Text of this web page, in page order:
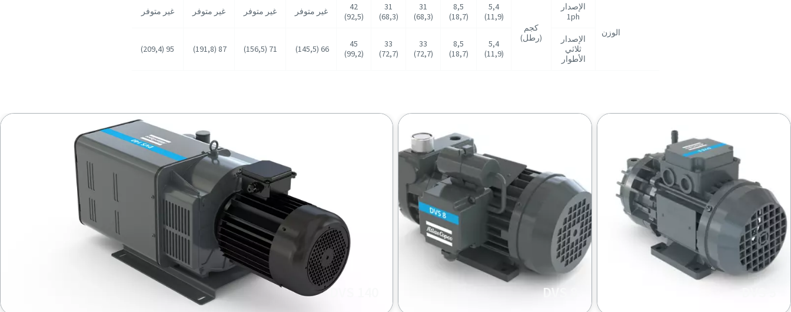
الوزن
الإصدار
1ph
كجم
(رطل)
5,4
(11,9)
8,5
(18,7)
31
(68,3)
31
(68,3)
42
(92,5)
غير متوفر غير متوفر غير متوفر غير متوفر
الإصدار
ثلاثي
الأطوار
5,4
(11,9)
8,5
(18,7)
33
(72,7)
33
(72,7)
45
(99,2)
66 (145,5)
71 (156,5)
87 (191,8)
95 (209,4)
DVS 5
DVS 8
DVS 140